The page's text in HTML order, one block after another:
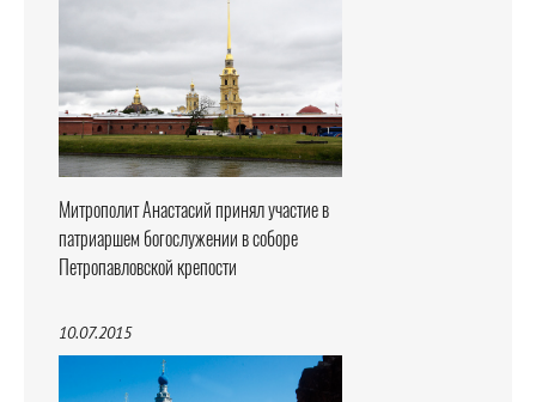
Митрополит Анастасий принял участие в
патриаршем богослужении в соборе
Петропавловской крепости
10.07.2015